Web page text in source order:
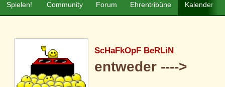
Community Forum Ehrentribüne Kalender
Spielen!
ScHaFkOpF BeRLiN
entweder ---->